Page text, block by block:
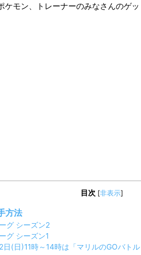
ケモン、トレーナーのみなさんのゲ
目次 [非表示]
方法
グ シーズン2
グ シーズン1
(日)11時～14時は「マリルのGOバト